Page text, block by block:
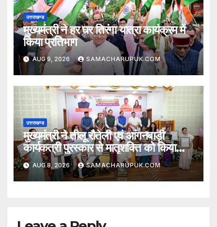
उत्तराखण्ड
मुख्यमंत्री ने हर घर तिरंगा यात्रा कार्यक्रम में
किया प्रतिभाग
AUG 9, 2026 SAMACHARUPUK.COM
उत्तराखण्ड
मुख्यमंत्री ने तीलू रौतेली एवं आंगनबाड़ी
कार्यकत्री पुरस्कार से मातृशक्ति को किया
सम्मानित
AUG 8, 2026 SAMACHARUPUK.COM